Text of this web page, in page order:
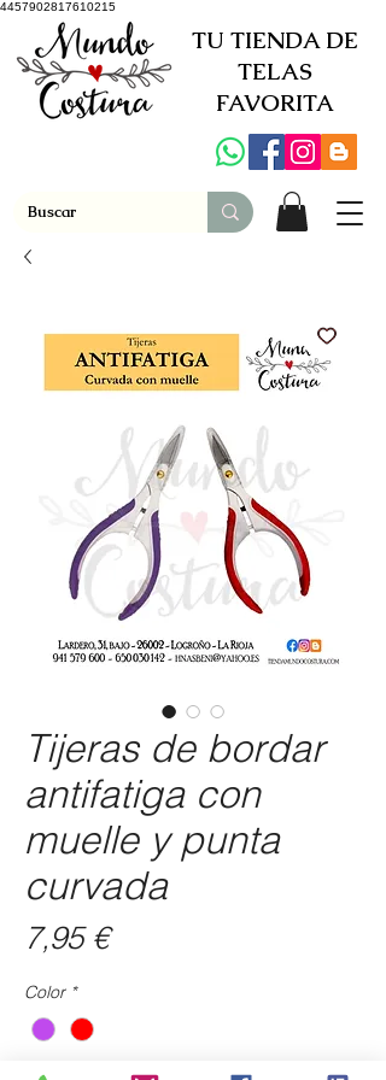
4457902817610215
TU TIENDA DE
TELAS
FAVORITA
Tijeras de bordar
antifatiga con
muelle y punta
curvada
7,95 €Precio
Color *